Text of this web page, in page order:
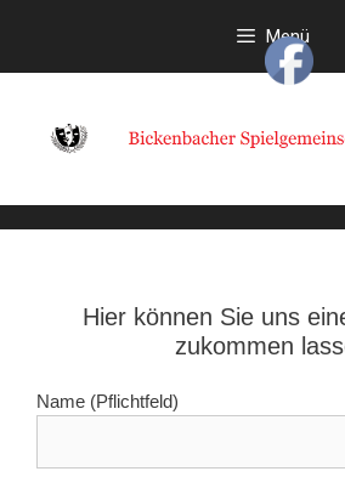
Menü
Hier können Sie uns
zukommen
Name (Pflichtfeld)